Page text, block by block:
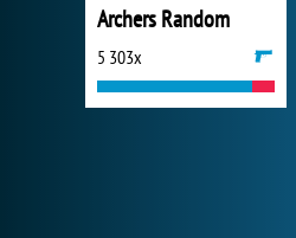
Archers Random
5 303x